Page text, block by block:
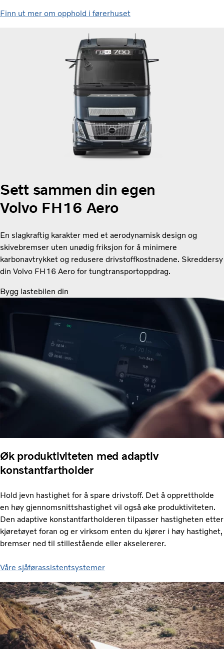
Finn ut mer om opphold i førerhuset
Sett sammen din egen
Volvo FH16 Aero
En slagkraftig karakter med et aerodynamisk design og
skivebremser uten unødig friksjon for å minimere
karbonavtrykket og redusere drivstoffkostnadene. Skreddersy
din Volvo FH16 Aero for tungtransportoppdrag.
Bygg lastebilen din
Øk produktiviteten med adaptiv
konstantfartholder
Hold jevn hastighet for å spare drivstoff. Det å opprettholde
en høy gjennomsnittshastighet vil også øke produktiviteten.
Den adaptive konstantfartholderen tilpasser hastigheten etter
kjøretøyet foran og er virksom enten du kjører i høy hastighet,
bremser ned til stillestående eller akselererer.
Våre sjåførassistentsystemer